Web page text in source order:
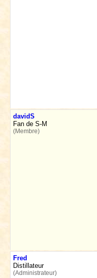
davidS
Fan de S-M
(Membre)
Fred
Distillateur
(Administrateur)